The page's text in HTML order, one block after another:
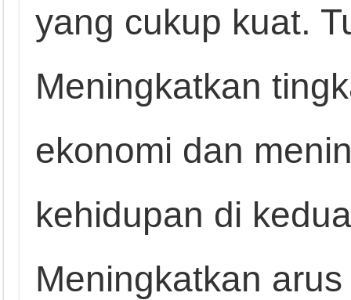
yang cukup kuat.
Meningkatkan
ekonomi dan
kehidupan di
Meningkatkan